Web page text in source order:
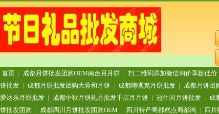
首页 | 成都月饼批发团购OEM南台月月饼 | 扫二维码添加微信询价享超低价
饼批发 | 成都月饼批发团购大蓉和月饼 | 成都嗨呗克月饼批发 | 成都月饼团
爱达乐月饼批发 | 成都中秋月饼礼品批发千层月月饼 | 冠生园月饼批发 | 成
饼批发团购 | 成都四川月饼批发团购OEM | 四川特产蜀都糕点蜀都鸿 | 四川